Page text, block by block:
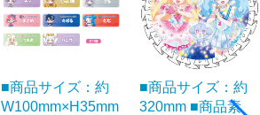
■商品サイズ：約
W100mm×H35mm
■商品サイズ：約
320mm ■商品素